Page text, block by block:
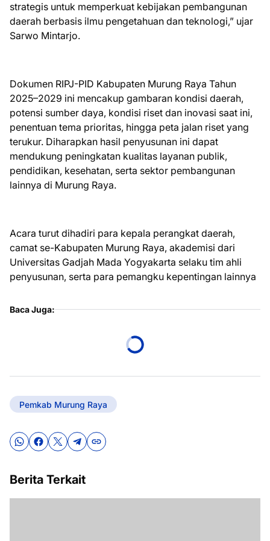
strategis untuk memperkuat kebijakan pembangunan
daerah berbasis ilmu pengetahuan dan teknologi,” ujar
Sarwo Mintarjo.
Dokumen RIPJ-PID Kabupaten Murung Raya Tahun
2025–2029 ini mencakup gambaran kondisi daerah,
potensi sumber daya, kondisi riset dan inovasi saat ini,
penentuan tema prioritas, hingga peta jalan riset yang
terukur. Diharapkan hasil penyusunan ini dapat
mendukung peningkatan kualitas layanan publik,
pendidikan, kesehatan, serta sektor pembangunan
lainnya di Murung Raya.
Acara turut dihadiri para kepala perangkat daerah,
camat se-Kabupaten Murung Raya, akademisi dari
Universitas Gadjah Mada Yogyakarta selaku tim ahli
penyusunan, serta para pemangku kepentingan lainnya
Baca Juga:
Pemkab Murung Raya
Berita Terkait